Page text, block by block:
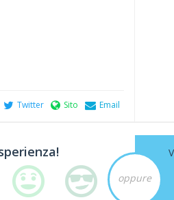
Twitter Sito Email
oppure